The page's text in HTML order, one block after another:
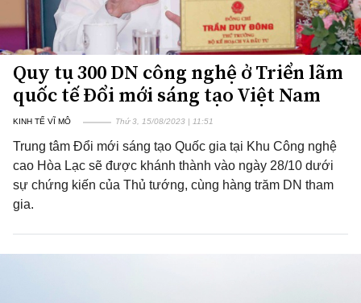
Quy tụ 300 DN công nghệ ở Triển lãm
quốc tế Đổi mới sáng tạo Việt Nam
KINH TẾ VĨ MÔ Thứ 3, 15/08/2023 | 11:51
Trung tâm Đổi mới sáng tạo Quốc gia tại Khu Công nghệ
cao Hòa Lạc sẽ được khánh thành vào ngày 28/10 dưới
sự chứng kiến của Thủ tướng, cùng hàng trăm DN tham
gia.